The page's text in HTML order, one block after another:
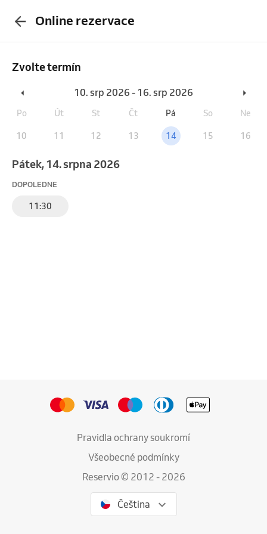
Online rezervace
Zvolte termín
10. srp 2026 - 16. srp 2026
Po Út St Čt Pá So Ne
10 11 12 13 14 15 16
pátek, 14. srpna 2026
DOPOLEDNE
11:30
Pravidla ochrany soukromí
Všeobecné podmínky
Reservio © 2012 - 2026
Čeština